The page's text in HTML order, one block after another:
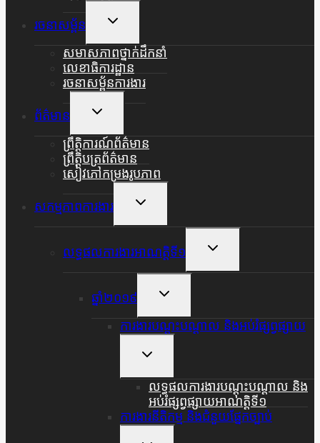
រចនាសម្ព័ន
Toggle
Menu
សមាសភាពថ្នាក់ដឹកនាំ
លេខាធិការដ្ឋាន
រចនាសម្ព័នការងារ
ព័ត៌មាន
Toggle
Menu
ព្រឹត្តិការណ៍ព័ត៌មាន
ព្រឹត្តិបត្រព័ត៌មាន
សៀវភៅកម្រងរូបភាព
សកម្មភាពការងារ
Toggle
Menu
លទ្ធផលការងារអាណត្តិទី១
Toggle
Menu
ឆ្នាំ២០១៩
Toggle
Menu
ការងារបណ្តុះបណ្តាល និងអប់រំផ្សព្វផ្សាយ
Toggle
Menu
លទ្ធផលការងារបណ្តុះបណ្តាល និង
អប់រំផ្សព្វផ្សាយអាណត្តិទី១
ការងារនីតិកម្ម និងជំនួយផ្នែកច្បាប់